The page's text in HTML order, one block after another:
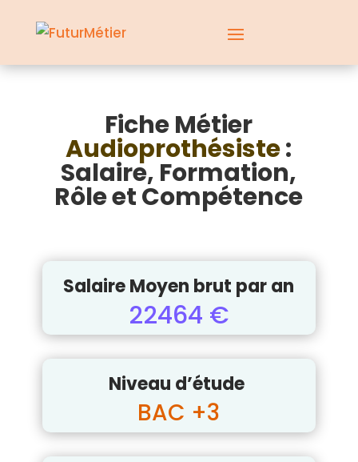
Fiche Métier
Audioprothésiste:
Salaire, Formation,
Rôle et Compétence
Salaire Moyen brut par an
22464 €
Niveau d’étude
BAC +3